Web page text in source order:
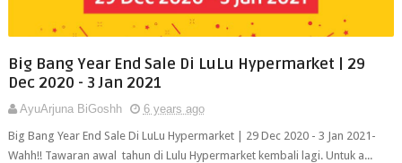
Big Bang Year End Sale Di LuLu Hypermarket | 29
Dec 2020 - 3 Jan 2021
AyuArjuna BiGoshh
6 years ago
Big Bang Year End Sale Di LuLu Hypermarket | 29 Dec 2020 - 3 Jan 2021-
Wahh!! Tawaran awal tahun di Lulu Hypermarket kembali lagi. Untuk a...